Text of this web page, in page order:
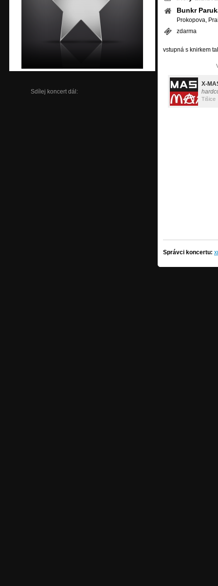
Sdílej koncert dál:
Bunkr
Prokopova,
zdarma
vstupná s knirkem
X-
Tišice
Správci koncertu: